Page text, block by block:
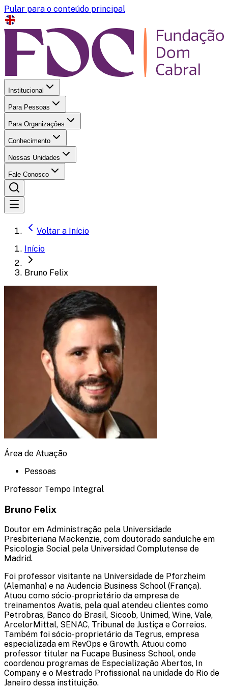
Pular para o conteúdo principal
Institucional
Para Pessoas
Para Organizações
Conhecimento
Nossas Unidades
Fale Conosco
Voltar a Início
Início
Bruno Felix
Área de Atuação
Pessoas
Professor Tempo Integral
Bruno Felix
Doutor em Administração pela Universidade
Presbiteriana Mackenzie, com doutorado sanduíche em
Psicologia Social pela Universidad Complutense de
Madrid.
Foi professor visitante na Universidade de Pforzheim
(Alemanha) e na Audencia Business School (França).
Atuou como sócio-proprietário da empresa de
treinamentos Avatis, pela qual atendeu clientes como
Petrobras, Banco do Brasil, Sicoob, Unimed, Wine, Vale,
ArcelorMittal, SENAC, Tribunal de Justiça e Correios.
Também foi sócio-proprietário da Tegrus, empresa
especializada em RevOps e Growth. Atuou como
professor titular na Fucape Business School, onde
coordenou programas de Especialização Abertos, In
Company e o Mestrado Profissional na unidade do Rio de
Janeiro dessa instituição.